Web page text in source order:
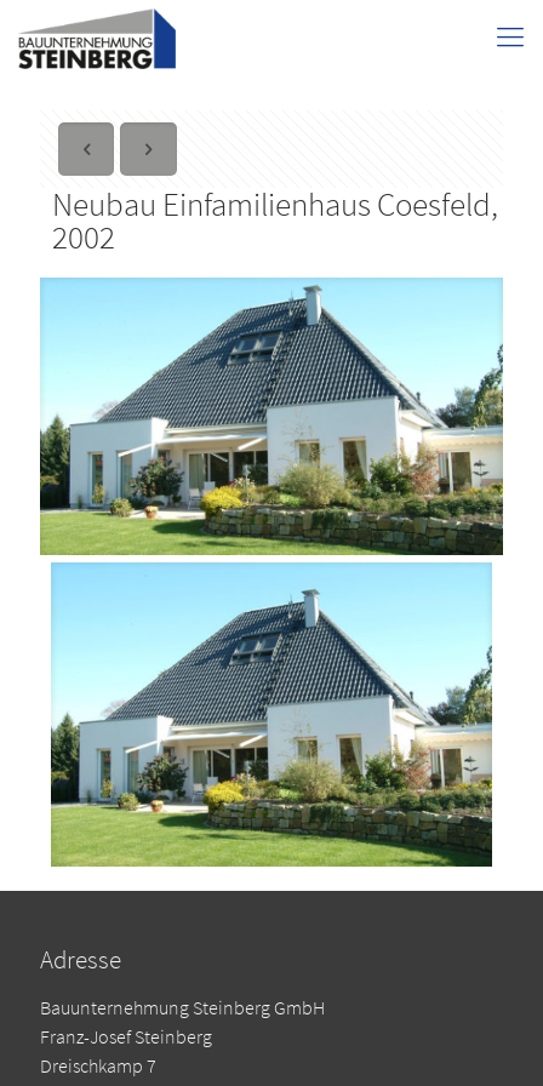
Neubau Einfamilienhaus Coesfeld,
2002
Adresse
Bauunternehmung Steinberg GmbH
Franz-Josef Steinberg
Dreischkamp 7